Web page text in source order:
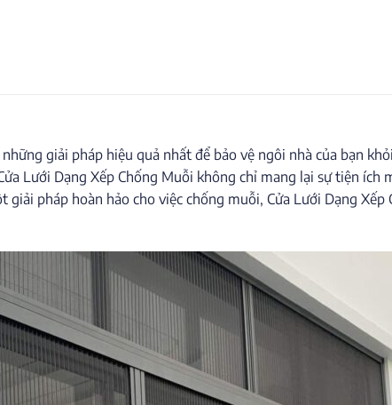
giải pháp hiệu quả nhất để bảo vệ ngôi nhà của bạn
Lưới Dạng Xếp Chống Muỗi không chỉ mang lại sự tiện ích
pháp hoàn hảo cho việc chống muỗi, Cửa Lưới Dạng